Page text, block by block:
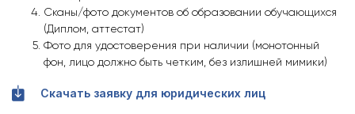
Сканы/фото документов об образовании обучающихся
(Диплом, аттестат)
Фото для удостоверения при наличии (монотонный
фон, лицо должно быть четким, без излишней мимики)
Скачать заявку для юридических лиц